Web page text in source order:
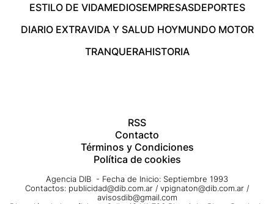
ESTILO DE VIDAMEDIOSEMPRESASDEPORTES
DIARIO EXTRAVIDA Y SALUD HOYMUNDO MOTOR
TRANQUERAHISTORIA
RSS
Contacto
Términos y Condiciones
Política de cookies
Agencia DIB - Fecha de Inicio: Septiembre 1993
Contactos: publicidad@dib.com.ar / vpignaton@dib.com.ar /
avisosdib@gmail.com